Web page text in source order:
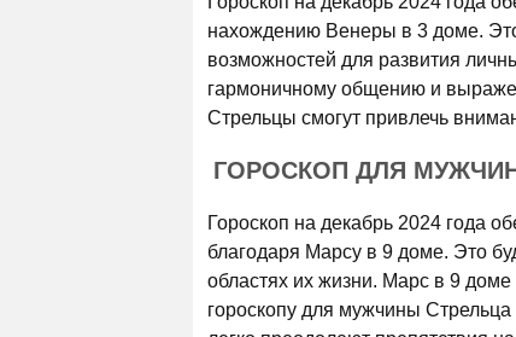
нахождению Венеры в 3 доме.
возможностей для развития
гармоничному общению и
Стрельцы смогут привлечь
ГОРОСКОП ДЛЯ
Гороскоп на декабрь 2024 года
благодаря Марсу в 9 доме. Это
областях их жизни. Марс в 9
гороскопу для мужчины